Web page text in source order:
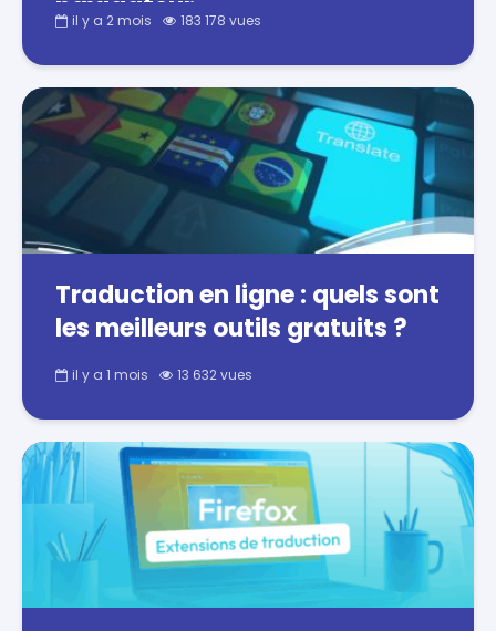
navigateur
il y a 2 mois 183 178 vues
Traduction en ligne : quels sont
les meilleurs outils gratuits ?
il y a 1 mois 13 632 vues